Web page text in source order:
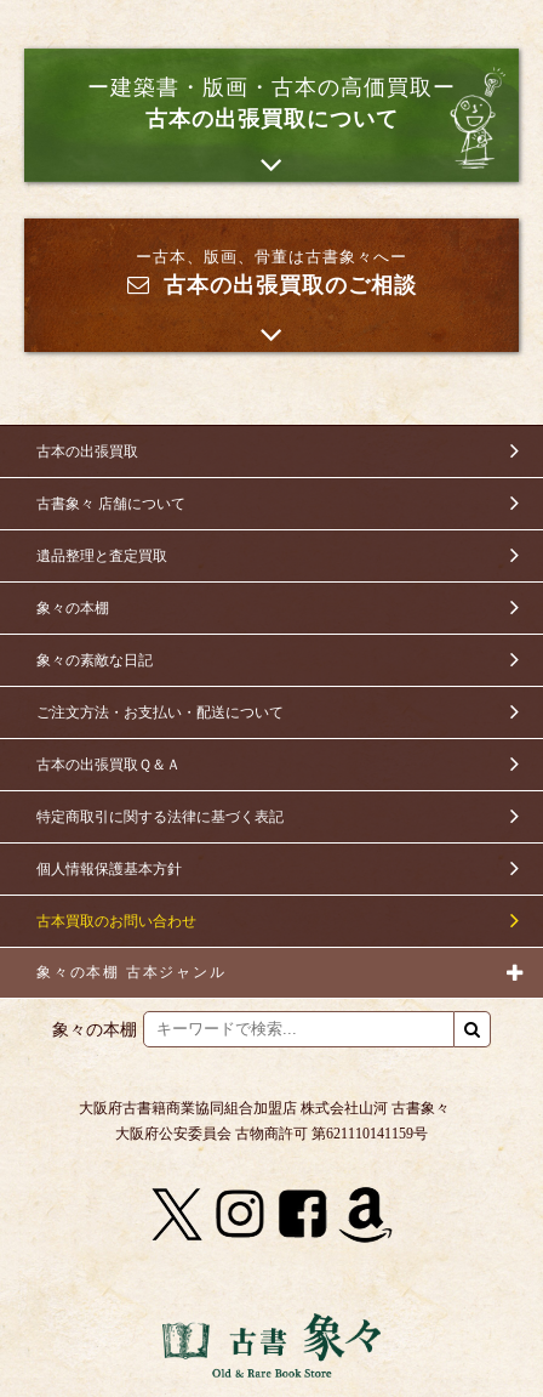
ー建築書・版画・古本の高価買取ー
古本の出張買取について
ー古本、版画、骨董は古書象々へー
古本の出張買取のご相談
古本の出張買取
古書象々 店舗について
遺品整理と査定買取
象々の本棚
象々の素敵な日記
ご注文方法・お支払い・配送について
古本の出張買取Ｑ＆Ａ
特定商取引に関する法律に基づく表記
個人情報保護基本方針
古本買取のお問い合わせ
象々の本棚 古本ジャンル
象々の本棚
大阪府古書籍商業協同組合加盟店 株式会社山河 古書象々
大阪府公安委員会 古物商許可 第621110141159号